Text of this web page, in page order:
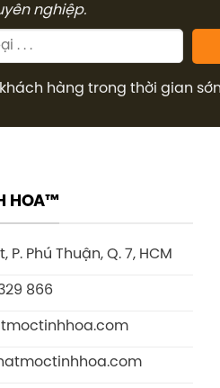
nghiệp.
hàng trong thời gian
HOA™
P. Phú Thuận, Q. 7, HCM
866